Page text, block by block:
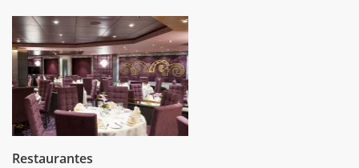
Restaurantes